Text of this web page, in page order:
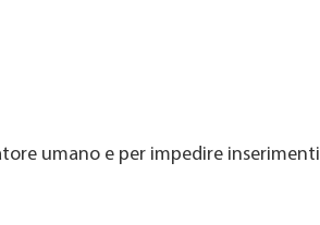
umano e per impedire inserimenti